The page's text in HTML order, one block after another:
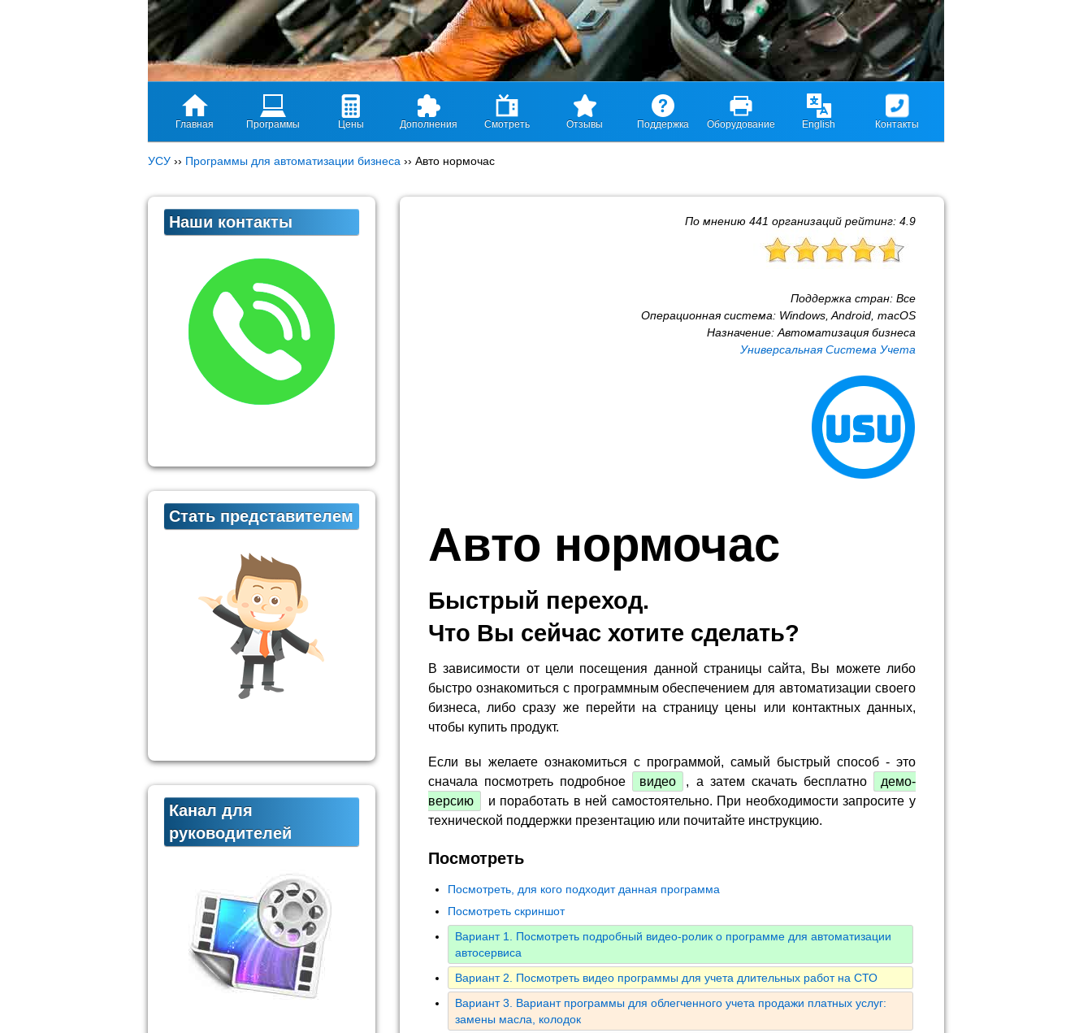
Главная Программы Цены Дополнения Смотреть Отзывы Поддержка Оборудование English Контакты
УСУ ›› Программы для автоматизации бизнеса ›› Авто нормочас
По мнению 441 организаций рейтинг: 4.9
Поддержка стран: Все
Операционная система: Windows, Android, macOS
Назначение: Автоматизация бизнеса
Универсальная Система Учета
Авто нормочас
Быстрый переход.
Что Вы сейчас хотите сделать?
В зависимости от цели посещения данной страницы сайта, Вы можете либо
быстро ознакомиться с программным обеспечением для автоматизации своего
бизнеса, либо сразу же перейти на страницу цены или контактных данных,
чтобы купить продукт.
Если вы желаете ознакомиться с программой, самый быстрый способ - это
сначала посмотреть подробное
видео , а затем скачать бесплатно
демо-
версию
и поработать в ней самостоятельно. При необходимости запросите у
технической поддержки презентацию или почитайте инструкцию.
Посмотреть
Посмотреть, для кого подходит данная программа
Посмотреть скриншот
Вариант 1. Посмотреть подробный видео-ролик о программе для автоматизации
автосервиса
Вариант 2. Посмотреть видео программы для учета длительных работ на СТО
Вариант 3. Вариант программы для облегченного учета продажи платных услуг:
замены масла, колодок
Наши контакты
Стать представителем
Канал для
руководителей